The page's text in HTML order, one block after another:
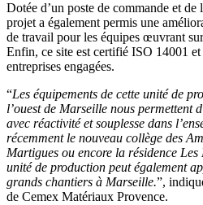
Dotée d’un poste de commande et
projet a également permis une
de travail pour les équipes œuvrant
Enfin, ce site est certifié ISO 14001
entreprises engagées.
“Les équipements de cette unité de
l’ouest de Marseille nous permettent
avec réactivité et souplesse dans
récemment le nouveau collège des
Martigues ou encore la résidence
unité de production peut également
grands chantiers à Marseille.”,
de Cemex Matériaux Provence.